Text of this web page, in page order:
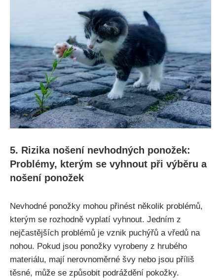
5. Rizika nošení nevhodných ponožek:
Problémy, kterým se vyhnout při výběru a
nošení ponožek
Nevhodné ponožky mohou přinést několik problémů,
kterým se rozhodně vyplatí vyhnout. Jedním z
nejčastějších problémů je vznik puchýřů a vředů na
nohou. Pokud jsou ponožky vyrobeny z hrubého
materiálu, mají nerovnoměrné švy nebo jsou příliš
těsné, může se způsobit podráždění pokožky.